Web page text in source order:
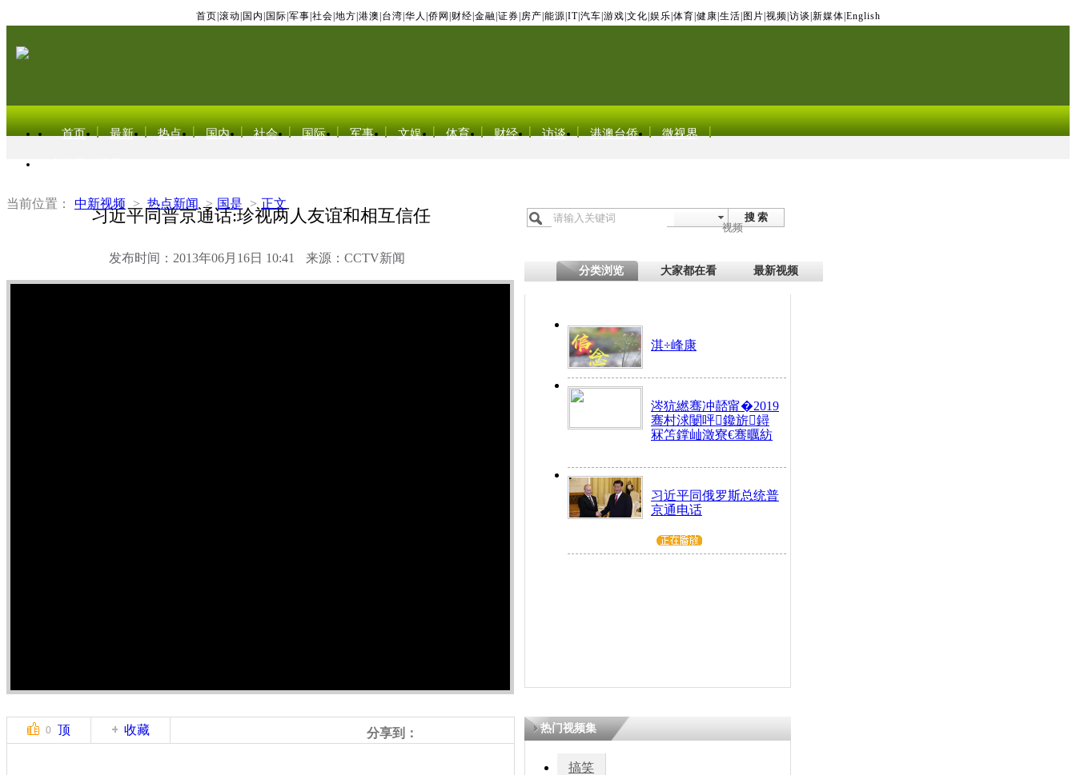
首页 滚动 国内 国际 军事 社会 地方 港澳 台湾 华人 侨网 财经 金融 证券 房产 能源 IT| 汽车 游戏 文化 娱乐 体育 健康 生活 图片 视频 访谈 新媒体 English
首页 最新 热点 国内 社会 国际 军事 文娱 体育 财经 访谈 港澳台侨 微视界
当前位置： 中新视频 > 热点新闻 > 国是 > 正文
习近平同普京通话:珍视两人友谊和相互信任
发布时间：2013年06月16日 10:41 来源：CCTV新闻
搜 索
视频
分类浏览 大家都在看 最新视频
淇÷峰康
涔犺繎骞冲嚭甯�2019
骞村浗闄呯鑱旂鐞
冧笘鐣屾澂寮€骞曞紡
习近平同俄罗斯总统普
京通电话
0 顶 收藏 分享到： 热门视频集
搞笑